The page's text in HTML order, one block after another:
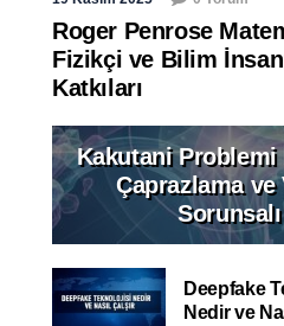
Roger Penrose
Fizikçi ve Bilim
Katkıları
Kakutani
Çaprazlama ve
Sorunsalı
Deepfake
Nedir ve